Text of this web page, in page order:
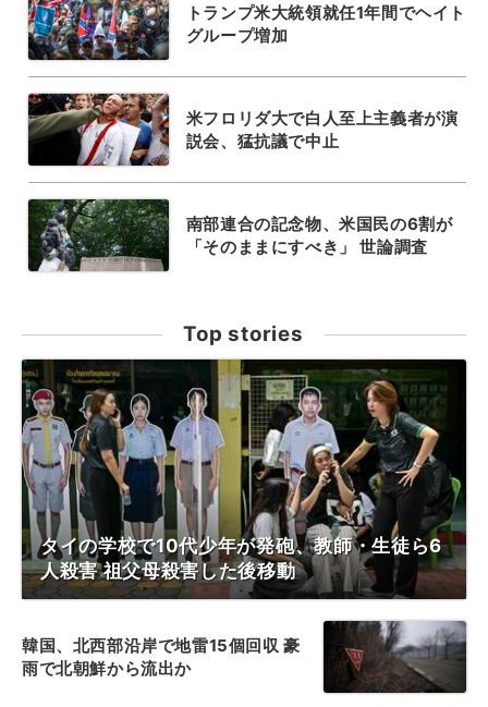
トランプ米大統領就任1年間でヘイト
グループ増加
米フロリダ大で白人至上主義者が演
説会、猛抗議で中止
南部連合の記念物、米国民の6割が
「そのままにすべき」 世論調査
Top stories
タイの学校で10代少年が発砲、教師・生徒ら6
人殺害 祖父母殺害した後移動
韓国、北西部沿岸で地雷15個回収 豪
雨で北朝鮮から流出か